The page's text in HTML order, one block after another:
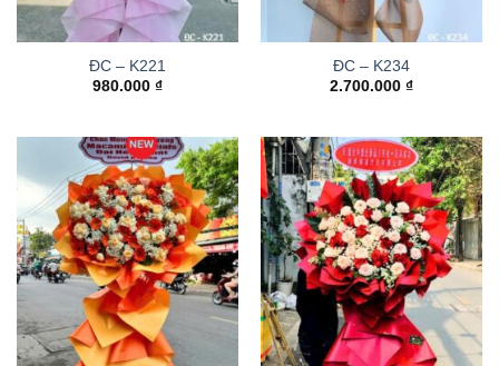
ĐC – K221
980.000 ₫
ĐC – K234
2.700.000 ₫